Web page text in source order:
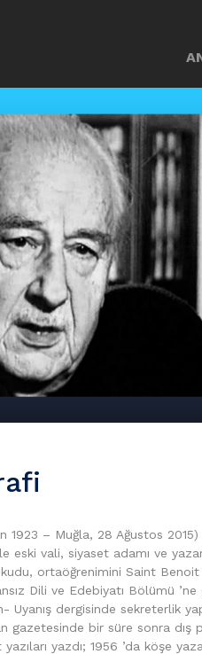
1923 – Muğla, 28 Ağustos 2015)
eski vali, siyaset adamı ve yazar
ortaöğrenimini Saint
Dili ve Edebiyatı Bölümü
Uyanış dergisinde sekreterlik
gazetesinde bir süre sonra dış
yazdı; 1956 ’da köşe